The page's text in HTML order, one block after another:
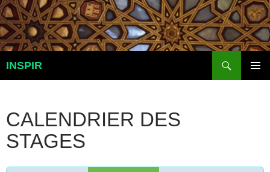
Aller
au
contenu
INSPIR
CALENDRIER DES
STAGES